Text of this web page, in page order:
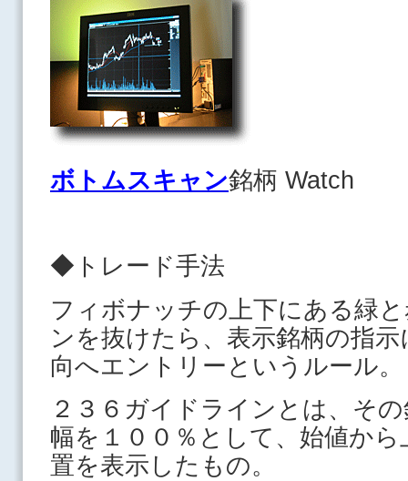
ボトムスキャン銘柄 Watch
◆トレード手法
フィボナッチの上下にある緑
ンを抜けたら、表示銘柄の指
向へエントリーというルール。
２３６ガイドラインとは、そ
幅を１００％として、始値か
置を表示したもの。